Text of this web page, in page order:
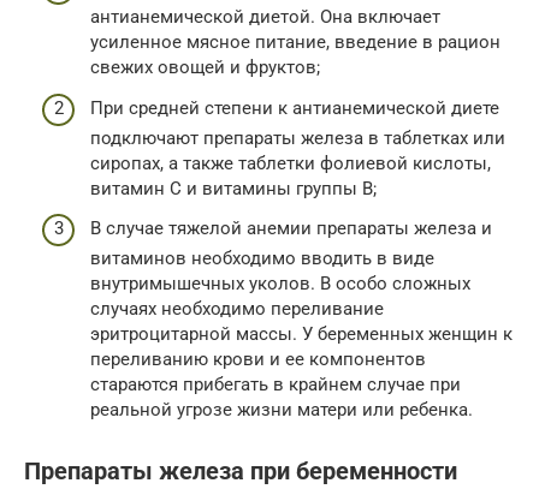
антианемической диетой. Она включает
усиленное мясное питание, введение в рацион
свежих овощей и фруктов;
При средней степени к антианемической диете
подключают препараты железа в таблетках или
сиропах, а также таблетки фолиевой кислоты,
витамин С и витамины группы В;
В случае тяжелой анемии препараты железа и
витаминов необходимо вводить в виде
внутримышечных уколов. В особо сложных
случаях необходимо переливание
эритроцитарной массы. У беременных женщин к
переливанию крови и ее компонентов
стараются прибегать в крайнем случае при
реальной угрозе жизни матери или ребенка.
Препараты железа при беременности